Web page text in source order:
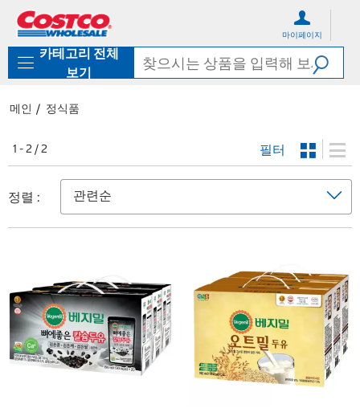
로
기
가
마이페이지
카테고리 전체
보기
메인 정식품
1 - 2 / 2 필터
정렬 :